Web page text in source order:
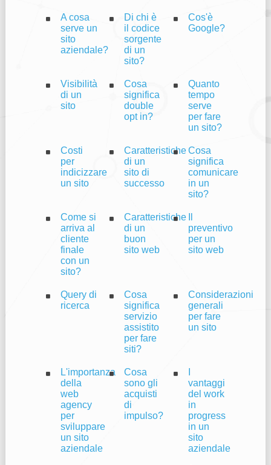
A cosa
serve un
sito
aziendale?
Di chi è
il codice
sorgente
di un
sito?
Cos'è
Google?
Visibilità
di un
sito
Cosa
significa
double
opt in?
Quanto
tempo
serve
per fare
un sito?
Costi
per
indicizzare
un sito
Caratteristiche
di un
sito di
successo
Cosa
significa
comunicare
in un
sito?
Come si
arriva al
cliente
finale
con un
sito?
Caratteristiche
di un
buon
sito web
preventivo
per un
sito web
Query di
ricerca
Cosa
significa
servizio
assistito
per fare
siti?
Considerazioni
generali
per fare
un sito
L'importanza
della
web
agency
per
sviluppare
un sito
aziendale
Cosa
sono gli
acquisti
di
impulso?
vantaggi
del work
in
progress
in un
sito
aziendale